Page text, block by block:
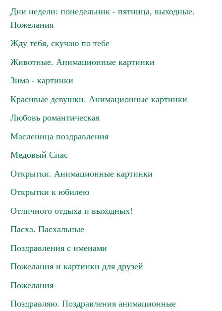
Дни недели: понедельник - пятница, выходные.
Пожелания
Жду тебя, скучаю по тебе
Животные. Анимационные картинки
Зима - картинки
Красивые девушки. Анимационные картинки
Любовь романтическая
Масленица поздравления
Медовый Спас
Открытки. Анимационные картинки
Открытки к юбилею
Отличного отдыха и выходных!
Пасха. Пасхальные
Поздравления с именами
Пожелания и картинки для друзей
Пожелания
Поздравляю. Поздравления анимационные